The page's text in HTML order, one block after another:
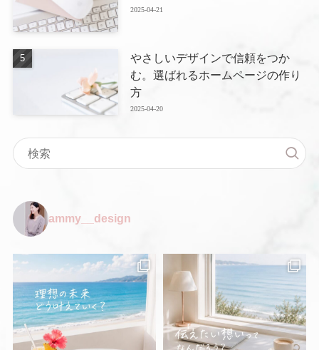
2025-04-21
やさしいデザインで信頼をつか
む。選ばれるホームページの作り
方
2025-04-20
ammy__design